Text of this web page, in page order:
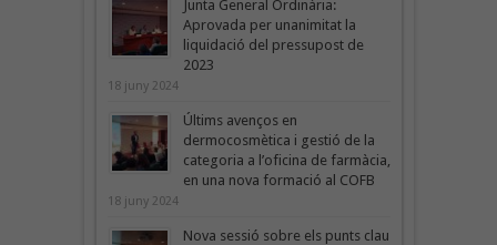
Junta General Ordinària:
Aprovada per unanimitat la
liquidació del pressupost de
2023
18 juny 2024
Últims avenços en
dermocosmètica i gestió de la
categoria a l’oficina de farmàcia,
en una nova formació al COFB
18 juny 2024
Nova sessió sobre els punts clau